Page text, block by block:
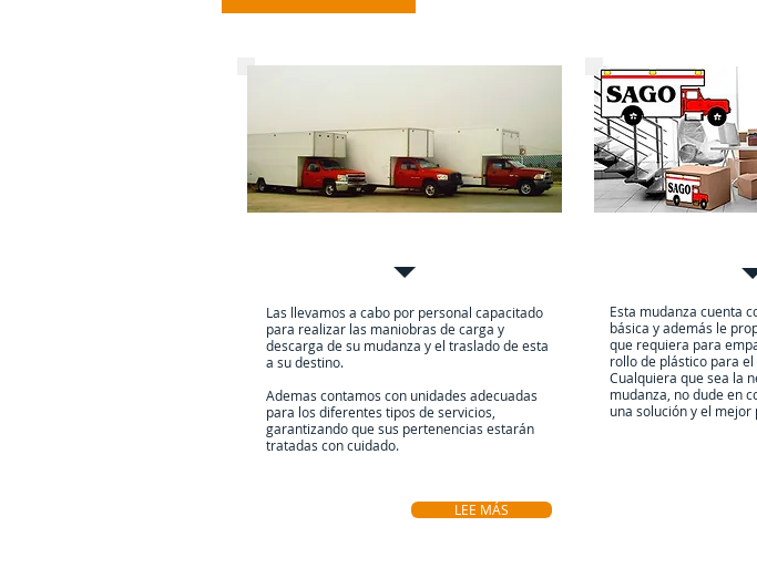
Las llevamos a cabo por personal capacitado
para realizar las maniobras de carga y
descarga de su mudanza y el traslado de esta
a su destino.
Ademas contamos con unidades adecuadas
para los diferentes tipos de servicios,
garantizando que sus pertenencias estarán
tratadas con cuidado.
LEE MÁS
Esta mudanza cuenta
básica y además le
que requiera para
rollo de plástico para
Cualquiera que sea la
mudanza, no dude en
una solución y el mejor